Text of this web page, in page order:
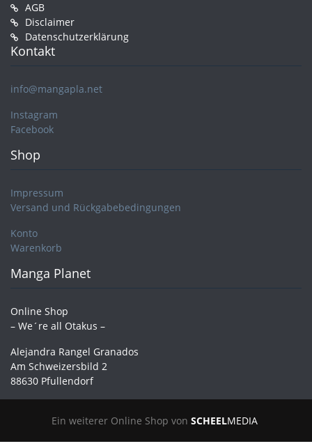
AGB
Disclaimer
Datenschutzerklärung
Kontakt
info@mangapla.net
Instagram
Facebook
Shop
Impressum
Versand und Rückgabebedingungen
Konto
Warenkorb
Manga Planet
Online Shop
– We´re all Otakus –
Alejandra Rangel Granados
Am Schweizersbild 2
88630 Pfullendorf
Ein weiterer Online Shop von SCHEELMEDIA